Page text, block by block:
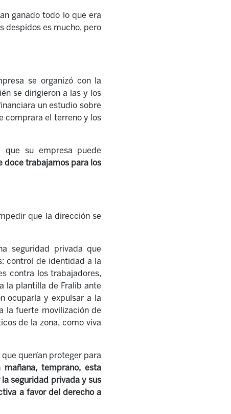
ganado todo lo que era
despidos es mucho, pero
se organizó con la
se dirigieron a las y los
un estudio sobre
comprara el terreno y los
que su empresa puede
doce trabajamos para los
que la dirección se
seguridad privada que
control de identidad a la
contra los trabajadores,
la plantilla de Fralib ante
ocuparla y expulsar a la
la fuerte movilización de
de la zona, como viva
querían proteger para
mañana, temprano, esta
seguridad privada y sus
a favor del derecho a